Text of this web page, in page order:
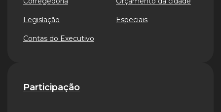
Legislação
Contas do Executivo
Especiais
Participação